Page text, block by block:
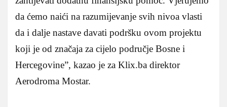
da ćemo naići na razumijevanje svih nivoa vlasti
da i dalje nastave davati podršku ovom projektu
koji je od značaja za cijelo područje Bosne i
Hercegovine”, kazao je za Klix.ba direktor
Aerodroma Mostar.